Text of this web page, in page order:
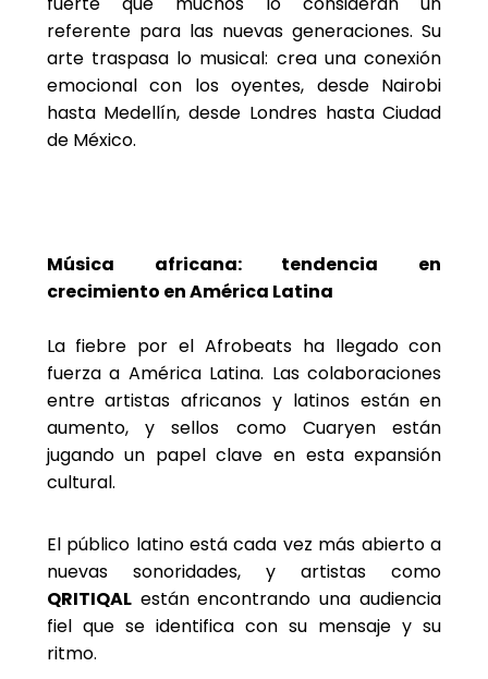
referente para las nuevas generaciones. Su
arte traspasa lo musical: crea una conexión
emocional con los oyentes, desde Nairobi
hasta Medellín, desde Londres hasta Ciudad
de México.
Música africana: tendencia en
crecimiento en América Latina
La fiebre por el Afrobeats ha llegado con
fuerza a América Latina. Las colaboraciones
entre artistas africanos y latinos están en
aumento, y sellos como Cuaryen están
jugando un papel clave en esta expansión
cultural.
El público latino está cada vez más abierto a
nuevas sonoridades, y artistas como
QRITIQALestán encontrando una audiencia
fiel que se identifica con su mensaje y su
ritmo.